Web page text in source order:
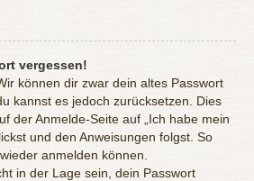
vergessen!
können dir zwar dein altes Passwort
kannst es jedoch zurücksetzen. Dies
der Anmelde-Seite auf „Ich habe mein
und den Anweisungen folgst. So
anmelden können.
in der Lage sein, dein Passwort